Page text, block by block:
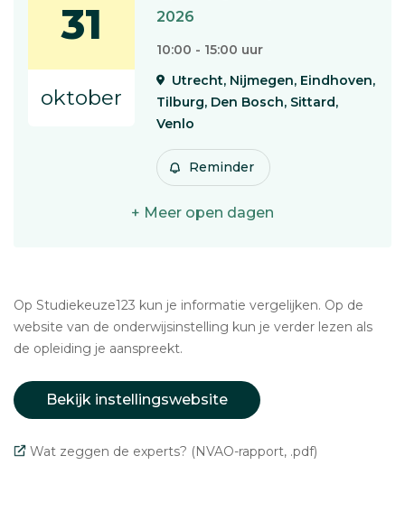
31
oktober
2026
10:00 - 15:00 uur
Utrecht, Nijmegen, Eindhoven,
Tilburg, Den Bosch, Sittard,
Venlo
Reminder
+ Meer open dagen
Op Studiekeuze123 kun je informatie vergelijken. Op de
website van de onderwijsinstelling kun je verder lezen als
de opleiding je aanspreekt.
Bekijk instellingswebsite
Wat zeggen de experts? (NVAO-rapport, .pdf)